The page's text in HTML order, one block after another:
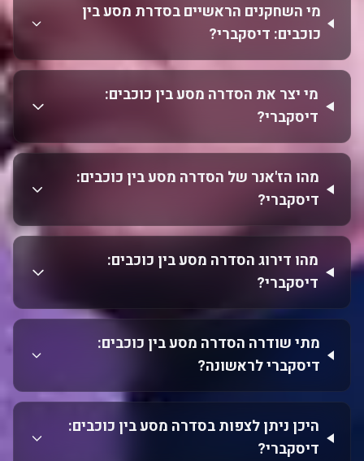
מי השחקנים הראשיים בסדרת מסע בין
כוכבים: דיסקברי?
מי יצר את הסדרה מסע בין כוכבים:
דיסקברי?
מהו הז'אנר של הסדרה מסע בין כוכבים:
דיסקברי?
מהו דירוג הסדרה מסע בין כוכבים:
דיסקברי?
מתי שודרה הסדרה מסע בין כוכבים:
דיסקברי לראשונה?
היכן ניתן לצפות בסדרה מסע בין כוכבים:
דיסקברי?